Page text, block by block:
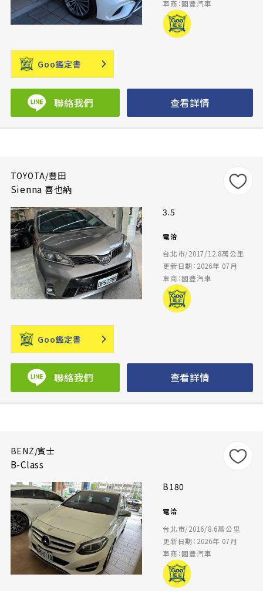
車商：國豐汽車
Goo鑑定書
聯絡我們 查看詳情
TOYOTA/豐田
Sienna 喜也納
3.5
電洽
台北市/2017/12.8萬公里
更新日期：2026年 07月
車商：國豐汽車
Goo鑑定書
聯絡我們 查看詳情
BENZ/賓士
B-Class
B180
電洽
台北市/2016/8.6萬公里
更新日期：2026年 07月
車商：國豐汽車